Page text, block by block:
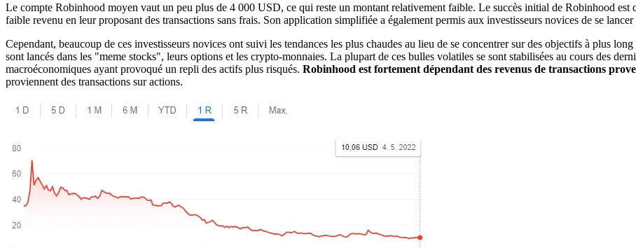
Le compte Robinhood moyen vaut un peu plus de 4 000 USD, ce qui reste un montant relativement faible. Le succès initial de Robinhood est
faible revenu en leur proposant des transactions sans frais. Son application simplifiée a également permis aux investisseurs novices de se
Cependant, beaucoup de ces investisseurs novices ont suivi les tendances les plus chaudes au lieu de se concentrer sur des objectifs à plus
sont lancés dans les "meme stocks", leurs options et les crypto-monnaies. La plupart de ces bulles volatiles se sont stabilisées au cours des
macroéconomiques ayant provoqué un repli des actifs plus risqués. Robinhood est fortement dépendant des revenus de transactions
proviennent des transactions sur actions.